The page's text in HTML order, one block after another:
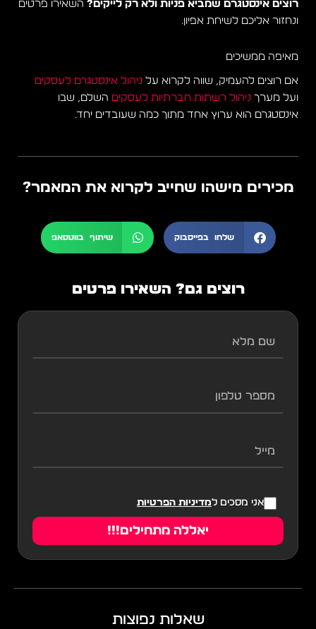
רוצים אינסטגרם שמביא פניות ולא רק לייקים? השאירו פרטים
ונחזור אליכם לשיחת אפיון.
מאיפה ממשיכים
אם רוצים להעמיק, שווה לקרוא על ניהול אינסטגרם לעסקים
ועל מערך ניהול רשתות חברתיות לעסקים השלם, שבו
אינסטגרם הוא ערוץ אחד מתוך כמה שעובדים יחד.
מכירים מישהו שחייב לקרוא את המאמר?
שלחו בפייסבוק שיתוף בווטסאפ
רוצים גם? השאירו פרטים
אני מסכים למדיניות הפרטיות
יאללה מתחילים!!!
שאלות נפוצות